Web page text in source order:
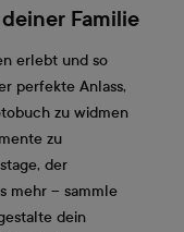
Familie
erlebt und so
perfekte Anlass,
zu widmen
zu
der
mehr – sammle
dein